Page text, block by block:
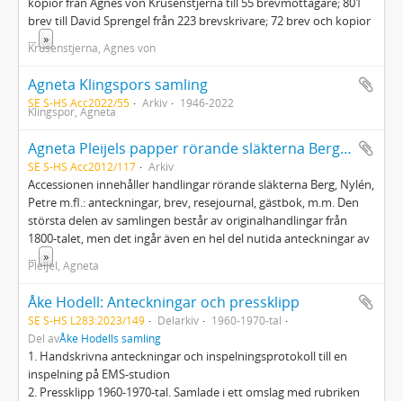
brev till David Sprengel från 223 brevskrivare; 72 brev och kopior
... »
Krusenstjerna, Agnes von
Agneta Klingspors samling
SE S-HS Acc2022/55 Arkiv 1946-2022
Klingspor, Agneta
Agneta Pleijels papper rörande släkterna Berg, Nylén, Petre m.fl.
SE S-HS Acc2012/117 Arkiv
Accessionen innehåller handlingar rörande släkterna Berg, Nylén,
Petre m.fl.: anteckningar, brev, resejournal, gästbok, m.m. Den
största delen av samlingen består av originalhandlingar från
1800-talet, men det ingår även en hel del nutida anteckningar av
... »
Pleijel, Agneta
Åke Hodell: Anteckningar och pressklipp
SE S-HS L283:2023/149 Delarkiv
1960-1970-tal
Del avÅke Hodells samling
1. Handskrivna anteckningar och inspelningsprotokoll till en
inspelning på EMS-studion
2. Pressklipp 1960-1970-tal. Samlade i ett omslag med rubriken